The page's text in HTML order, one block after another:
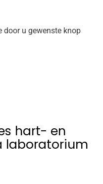
door u gewenste knop
hart- en
laboratorium